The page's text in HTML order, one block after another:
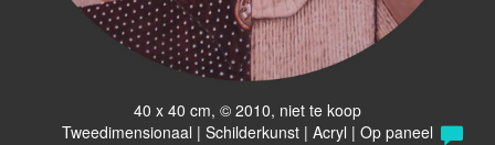
40 x 40 cm, © 2010, niet te koop
Tweedimensionaal | Schilderkunst | Acryl | Op paneel